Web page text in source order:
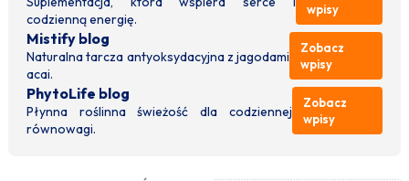
codzienną energię.
wpisy
Mistify blog
Naturalna tarcza antyoksydacyjna z jagodami
acai.
Zobacz
wpisy
PhytoLife blog
Płynna roślinna świeżość dla codziennej
równowagi.
Zobacz
wpisy